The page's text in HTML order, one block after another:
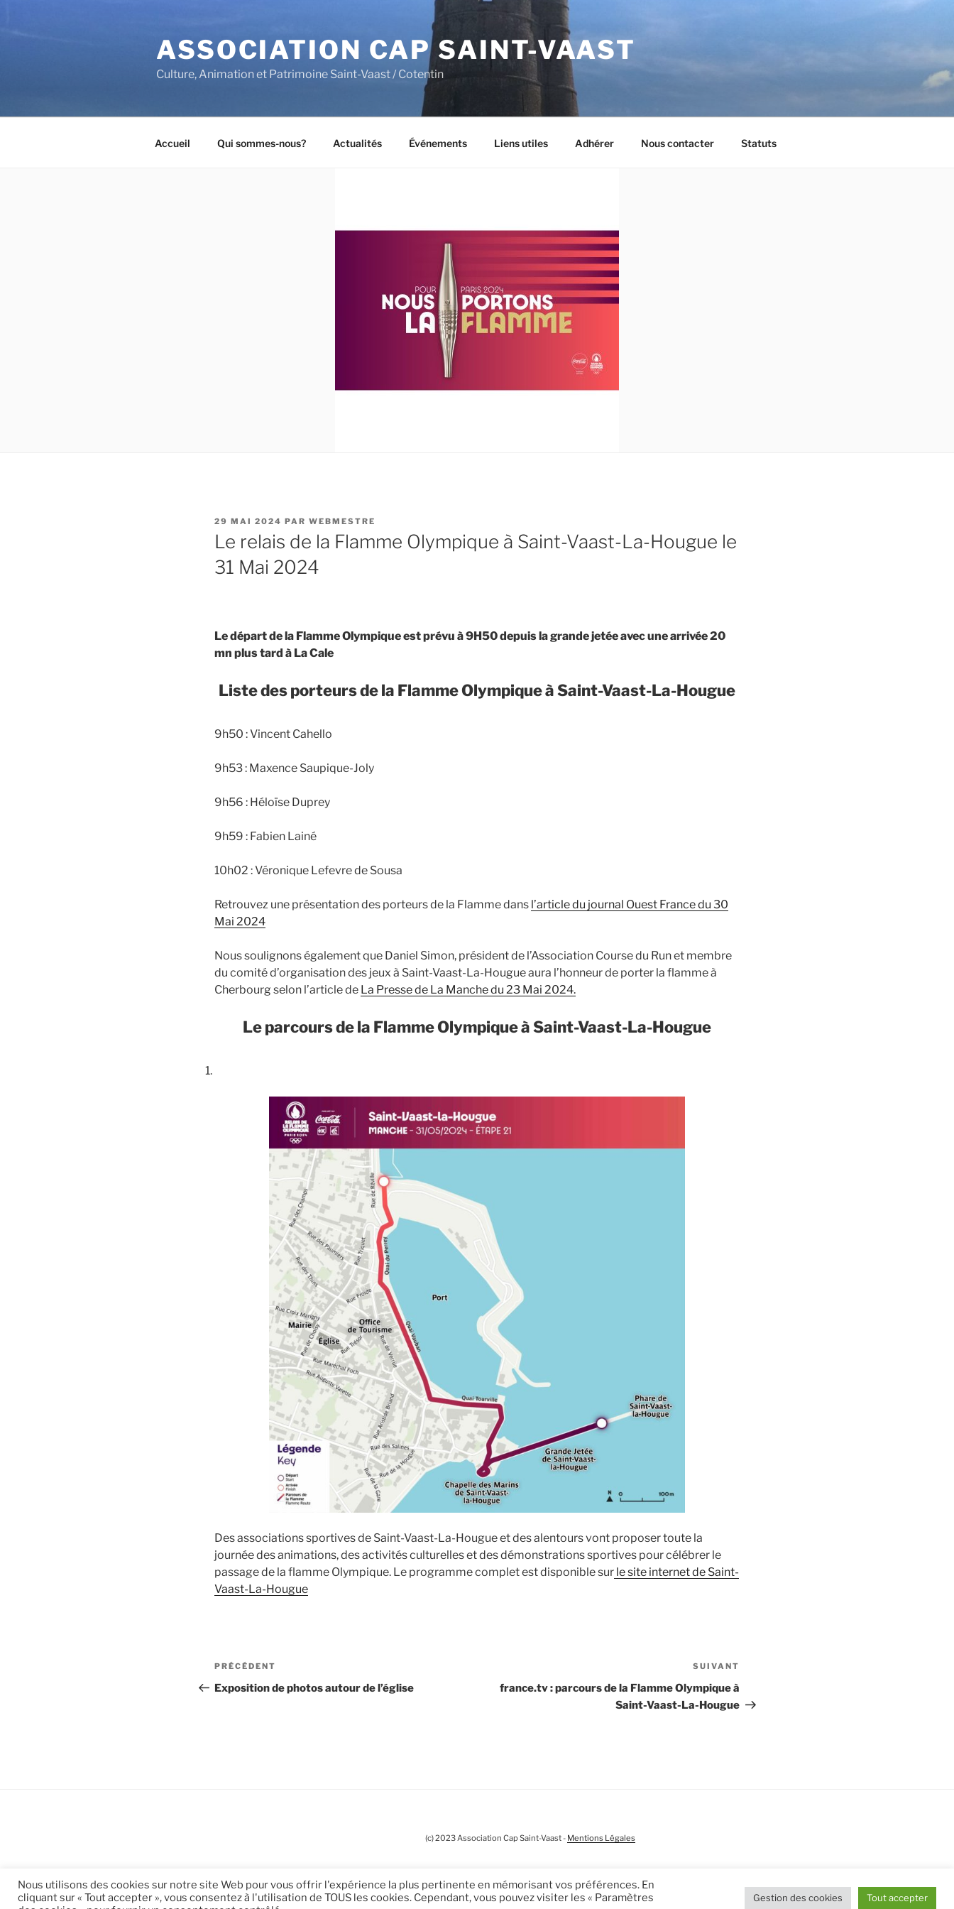
ASSOCIATION CAP SAINT-VAAST
Culture, Animation et Patrimoine Saint-Vaast / Cotentin
Accueil Qui sommes-nous? Actualités Événements Liens utiles Adhérer Nous contacter Statuts
PUBLIÉ
LE
29 MAI 2024 PAR WEBMESTRE
Le relais de la Flamme Olympique à Saint-Vaast-La-Hougue le
31 Mai 2024
Le départ de la Flamme Olympique est prévu à 9H50 depuis la grande jetée avec une arrivée 20
mn plus tard à La Cale
Liste des porteurs de la Flamme Olympique à Saint-Vaast-La-Hougue
9h50 : Vincent Cahello
9h53 : Maxence Saupique-Joly
9h56 : Héloïse Duprey
9h59 : Fabien Lainé
10h02 : Véronique Lefevre de Sousa
Retrouvez une présentation des porteurs de la Flamme dans l’article du journal Ouest France du 30
Mai 2024
Nous soulignons également que Daniel Simon, président de l’Association Course du Run et membre
du comité d’organisation des jeux à Saint-Vaast-La-Hougue aura l’honneur de porter la flamme à
Cherbourg selon l’article de La Presse de La Manche du 23 Mai 2024.
Le parcours de la Flamme Olympique à Saint-Vaast-La-Hougue
Des associations sportives de Saint-Vaast-La-Hougue et des alentours vont proposer toute la
journée des animations, des activités culturelles et des démonstrations sportives pour célébrer le
passage de la flamme Olympique. Le programme complet est disponible sur le site internet de Saint-
Vaast-La-Hougue
Navigation
de
Article
précédent
PRÉCÉDENT
Exposition de photos autour de l’église
SUIVANT
france.tv : parcours de la Flamme Olympique à
Saint-Vaast-La-Hougue
(c) 2023 Association Cap Saint-Vaast - Mentions Légales
Nous utilisons des cookies sur notre site Web pour vous offrir l'expérience la plus pertinente en mémorisant vos préférences. En
cliquant sur « Tout accepter », vous consentez à l'utilisation de TOUS les cookies. Cependant, vous pouvez visiter les « Paramètres
Gestion des cookies Tout accepter